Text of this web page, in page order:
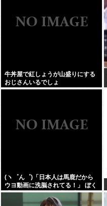
牛丼屋で紅しょうが山盛りにする
おじさんいるでしょ
(ヽ゜ん゜)「日本人は馬鹿だから
ウヨ動画に洗脳されてる！」 ぼく
「じゃあサヨ動画で逆に洗脳すれ
ばええやん」 (ヽ´ん`)「…」